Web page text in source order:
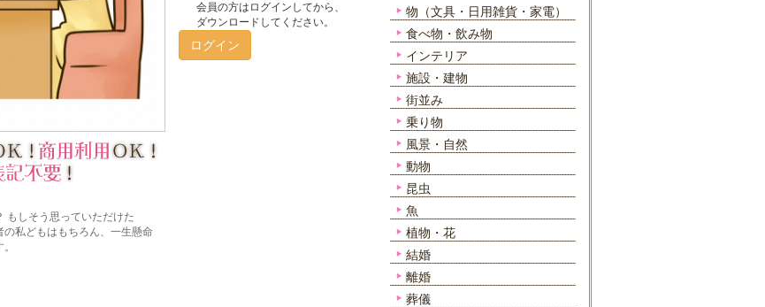
会員の方はログインしてから、
ダウンロードしてください。
ログイン
物（文具・日用雑貨・家電）
食べ物・飲み物
インテリア
施設・建物
街並み
乗り物
風景・自然
動物
昆虫
魚
植物・花
結婚
離婚
葬儀